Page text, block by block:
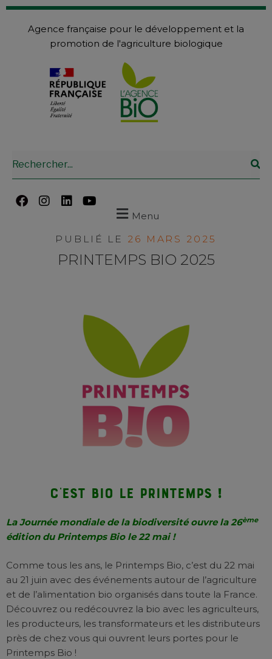
Agence française pour le développement et la
promotion de l'agriculture biologique
Menu
PUBLIÉ LE 26 MARS 2025
PRINTEMPS BIO 2025
C’est bio le Printemps !
La Journée mondiale de la biodiversité ouvre la 26ème
édition du Printemps Bio le 22 mai !
Comme tous les ans, le Printemps Bio, c’est du 22 mai
au 21 juin avec des événements autour de l’agriculture
et de l’alimentation bio organisés dans toute la France.
Découvrez ou redécouvrez la bio avec les agriculteurs,
les producteurs, les transformateurs et les distributeurs
près de chez vous qui ouvrent leurs portes pour le
Printemps Bio !